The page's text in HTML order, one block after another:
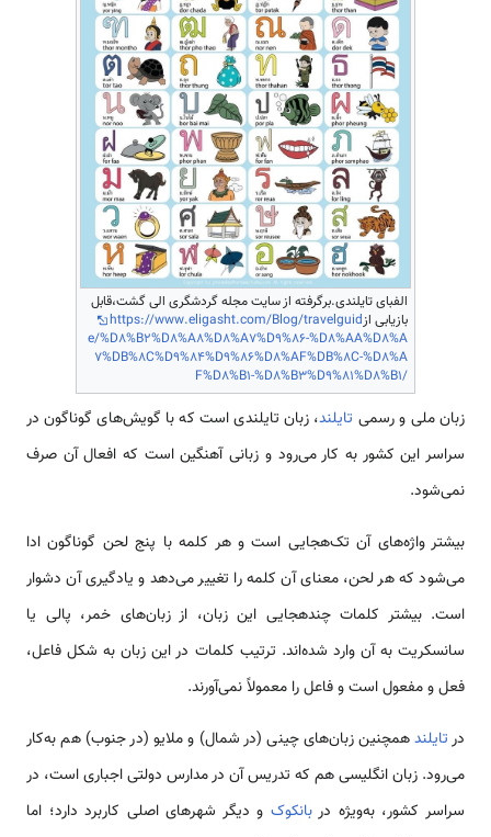
الفبای تایلندی.برگرفته از سایت مجله گردشگری الی گشت،قابل
بازیابی ازhttps://www.eligasht.com/Blog/travelguid
e/%D8%B2%D8%A8%D8%A7%D9%86-%D8%AA%D8%A
7%DB%8C%D9%84%D9%86%D8%AF%DB%8C-%D8%A
F%D8%B1-%D8%B3%D9%81%D8%B1/
زبان ملی و رسمی‌ تایلند، زبان تایلندی است که با گویش‌های گوناگون در
سراسر این کشور به‌ کار می‌رود و زبانی آهنگین است که افعال آن صرف
نمی‌شود.
بیشتر واژه‌های آن تک‌هجایی است و هر کلمه با پنج لحن گوناگون ادا
می‌شود که هر لحن، معنای آن کلمه را تغییر می‌دهد و یادگیری آن دشوار
است. بیشتر کلمات چندهجایی این زبان، از زبان‌های خمر، پالی یا
سانسکریت به آن وارد شده‌اند. ترتیب کلمات در این زبان به شکل فاعل،
فعل و مفعول است و فاعل را معمولاً نمی‌آورند.
درتایلندهمچنین زبان‌های چینی (در شمال) و ملایو (در جنوب) هم به‌کار
می‌رود. زبان انگلیسی هم که تدریس آن در مدارس دولتی اجباری است، در
سراسر کشور، به‌ویژه دربانکوک و دیگر شهرهای اصلی کاربرد دارد؛ اما